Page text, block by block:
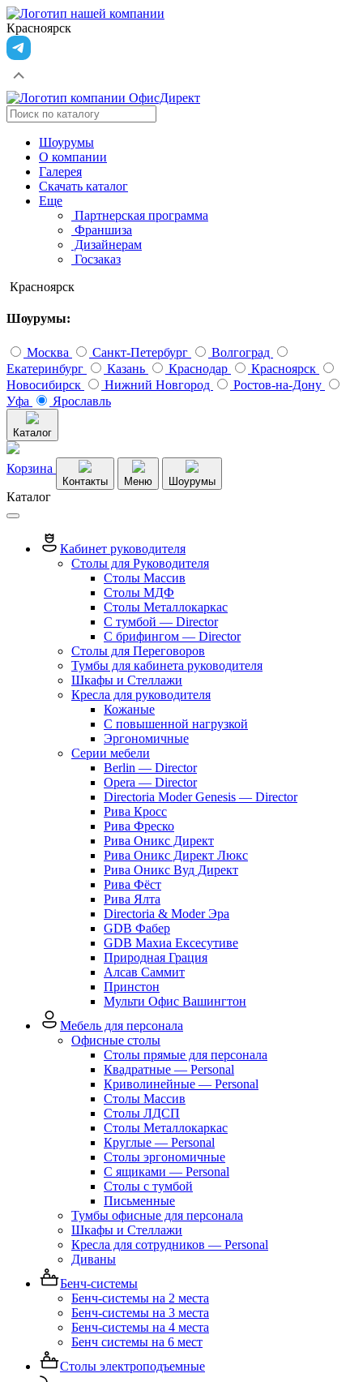
Красноярск
Шоурумы
О компании
Галерея
Скачать каталог
Еще
Партнерская программа
Франшиза
Дизайнерам
Госзаказ
Красноярск
Шоурумы:
Москва Санкт-Петербург
Волгоград
Екатеринбург
Казань Краснодар
Красноярск
Новосибирск
Нижний Новгород
Ростов-на-Дону
Уфа
Ярославль
Каталог
Корзина
Контакты Меню Шоурумы
Каталог
Кабинет руководителя
Столы для Руководителя
Столы Массив
Столы МДФ
Столы Металлокаркас
С тумбой — Director
C брифингом — Director
Столы для Переговоров
Тумбы для кабинета руководителя
Шкафы и Стеллажи
Кресла для руководителя
Кожаные
С повышенной нагрузкой
Эргономичные
Серии мебели
Berlin — Director
Opera — Director
Directoria Moder Genesis — Director
Рива Кросс
Рива Фреско
Рива Оникс Директ
Рива Оникс Директ Люкс
Рива Оникс Вуд Директ
Рива Фёст
Рива Ялта
Directoria & Moder Эра
GDB Фабер
GDB Махиа Ексесутиве
Природная Грация
Алсав Саммит
Принстон
Мульти Офис Вашингтон
Мебель для персонала
Офисные столы
Столы прямые для персонала
Квадратные — Personal
Криволинейные — Personal
Столы Массив
Столы ЛДСП
Столы Металлокаркас
Круглые — Personal
Столы эргономичные
С ящиками — Personal
Столы с тумбой
Письменные
Тумбы офисные для персонала
Шкафы и Стеллажи
Кресла для сотрудников — Personal
Диваны
Бенч-системы
Бенч-системы на 2 места
Бенч-системы на 3 места
Бенч-системы на 4 места
Бенч системы на 6 мест
Столы электроподъемные